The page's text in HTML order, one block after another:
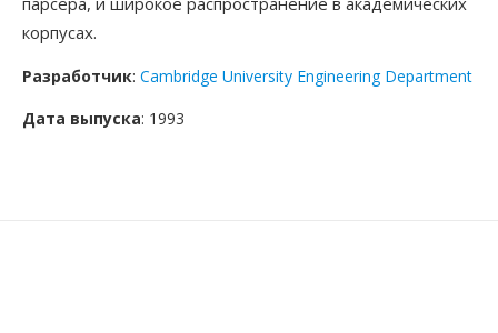
корпусах.
Разработчик: Cambridge University Engineering Department
Дата выпуска: 1993